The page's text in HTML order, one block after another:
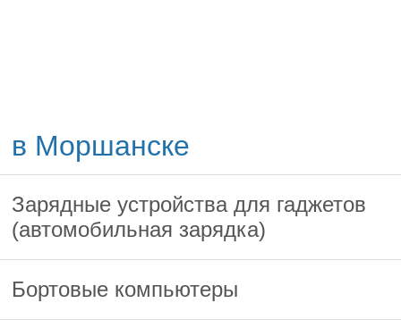
в Моршанске
Зарядные устройства для гаджетов
(автомобильная зарядка)
Бортовые компьютеры